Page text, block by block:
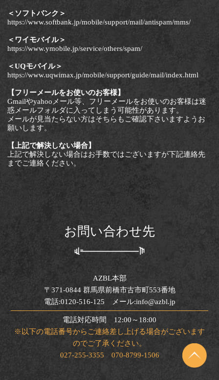
＜ソフトバンク＞
https://www.softbank.jp/mobile/support/mail/antispam/mms/
＜ワイモバイル＞
https://www.ymobile.jp/service/others/spam/
＜UQモバイル＞
https://www.uqwimax.jp/mobile/support/guide/mail/index.html
【フリーメールをお使いのお客様】
Gmailやyahooメール等、フリーメールをお使いのお客様は迷
惑メールフォルダに入ってしまう可能性があります。
メールが見当たらない方はそちらもご確認下さいますようお
願いします。
【上記で解決しない場合】
上記で解決しない場合はお手数ではございますが下記連絡先
までご連絡ください。
お問い合わせ先
AZBL本部
〒371-0844 群馬県前橋市古市町553番地
電話:0120-516-125 メール:info@azbl.jp
電話対応時間 12:00～18:00
※以下の電話番号からご連絡差し上げる場合がございます
のでご了承ください。
027-255-3355 070-8799-1506